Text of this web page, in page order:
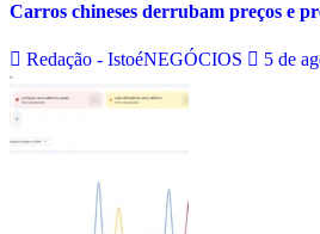
Carros chineses derrubam preços e
Redação - IstoéNEGÓCIOS 5 de